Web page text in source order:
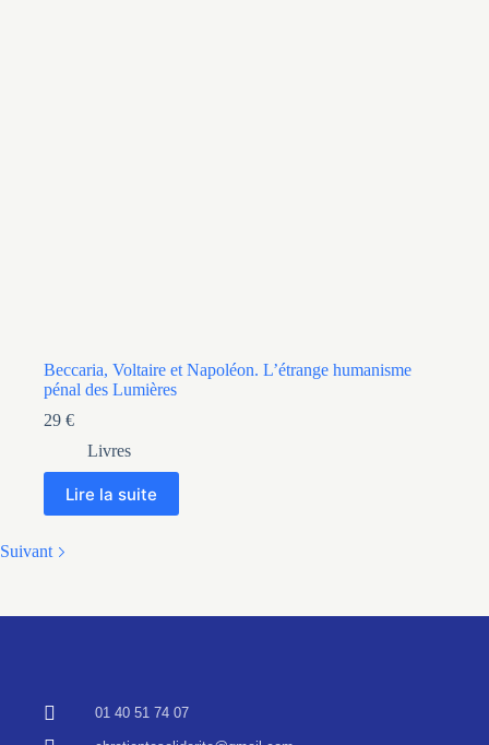
Beccaria, Voltaire et Napoléon. L’étrange humanisme
pénal des Lumières
29 €
Livres
Lire la suite
Suivant
01 40 51 74 07